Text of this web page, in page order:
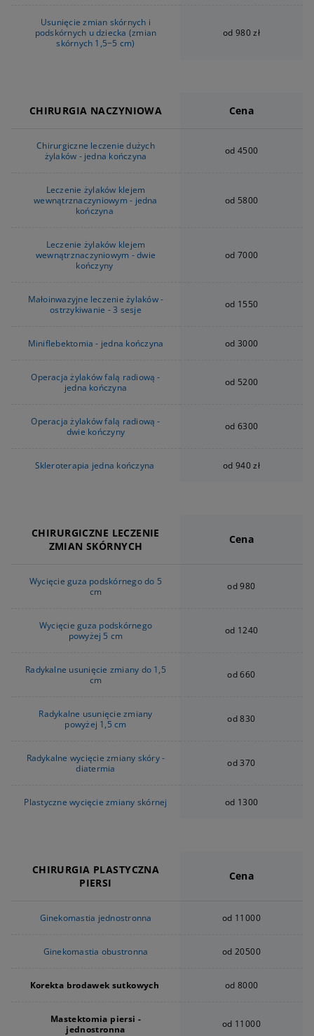
Usunięcie zmian skórnych i
podskórnych u dziecka (zmian
skórnych 1,5−5 cm)
od 980 zł
CHIRURGIA NACZYNIOWA Cena
Chirurgiczne leczenie dużych
żylaków - jedna kończyna
od 4500
Leczenie żylaków klejem
wewnątrznaczyniowym - jedna
kończyna
od 5800
Leczenie żylaków klejem
wewnątrznaczyniowym - dwie
kończyny
od 7000
Małoinwazyjne leczenie żylaków -
ostrzykiwanie - 3 sesje
od 1550
Miniflebektomia - jedna kończyna od 3000
Operacja żylaków falą radiową -
jedna kończyna
od 5200
Operacja żylaków falą radiową -
dwie kończyny
od 6300
Skleroterapia jedna kończyna od 940 zł
CHIRURGICZNE LECZENIE
ZMIAN SKÓRNYCH
Cena
Wycięcie guza podskórnego do 5
cm
od 980
Wycięcie guza podskórnego
powyżej 5 cm
od 1240
Radykalne usunięcie zmiany do 1,5
cm
od 660
Radykalne usunięcie zmiany
powyżej 1,5 cm
od 830
Radykalne wycięcie zmiany skóry -
diatermia
od 370
Plastyczne wycięcie zmiany skórnej od 1300
CHIRURGIA PLASTYCZNA
PIERSI
Cena
Ginekomastia jednostronna od 11000
Ginekomastia obustronna od 20500
Korekta brodawek sutkowych od 8000
Mastektomia piersi -
jednostronna
od 11000